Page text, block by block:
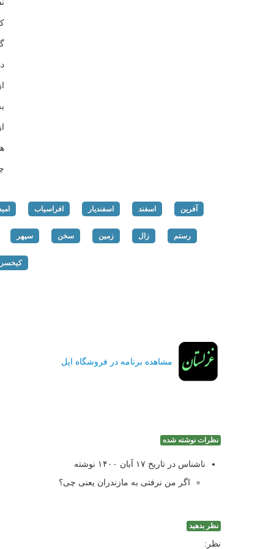
آفرین اسفند اسفندیار افراسیاب
رستم زال زمین سخن سپهر
مشاهده برنامه در فروشگاه اپل
نظرات نوشته شده
ناشناس در تاریخ ۱۷ آبان ۱۴۰۰ نوشته
اگر من نرفتی به مازندران یعنی چی؟
نظر بدهید
نظر: